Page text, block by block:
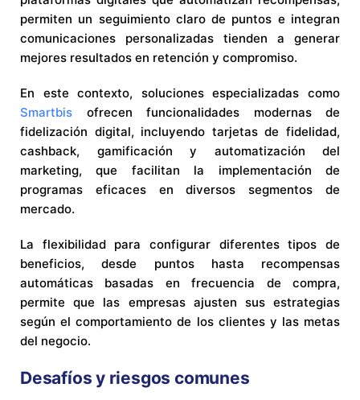
permiten un seguimiento claro de puntos e integran
comunicaciones personalizadas tienden a generar
mejores resultados en retención y compromiso.
En este contexto, soluciones especializadas como
Smartbis ofrecen funcionalidades modernas de
fidelización digital, incluyendo tarjetas de fidelidad,
cashback, gamificación y automatización del
marketing, que facilitan la implementación de
programas eficaces en diversos segmentos de
mercado.
La flexibilidad para configurar diferentes tipos de
beneficios, desde puntos hasta recompensas
automáticas basadas en frecuencia de compra,
permite que las empresas ajusten sus estrategias
según el comportamiento de los clientes y las metas
del negocio.
Desafíos y riesgos comunes